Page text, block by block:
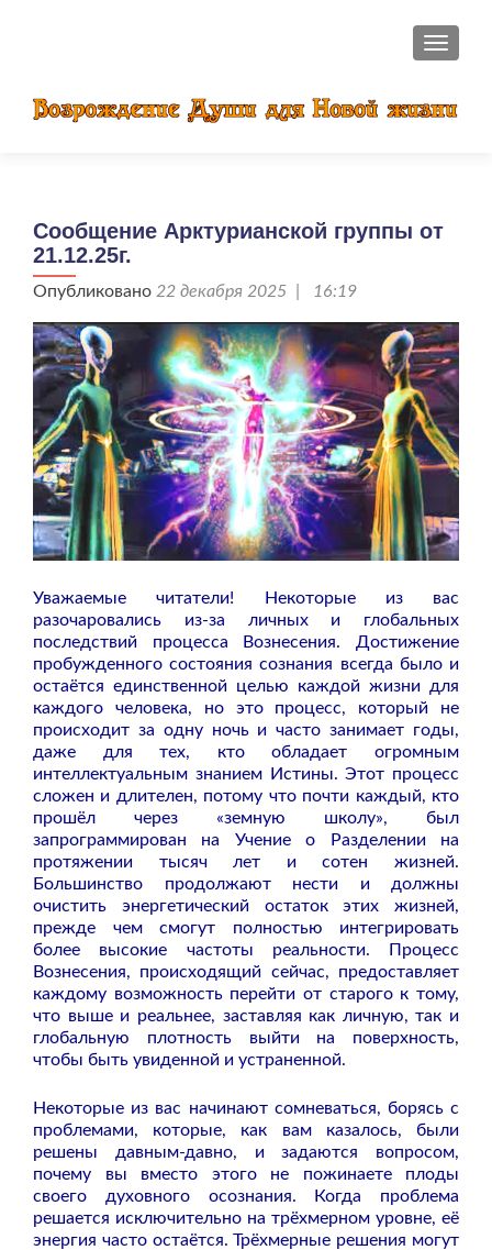
Сообщение Арктурианской группы от
21.12.25г.
Опубликовано 22 декабря 2025 | 16:19
Уважаемые читатели! Некоторые из вас
разочаровались из-за личных и глобальных
последствий процесса Вознесения. Достижение
пробужденного состояния сознания всегда было и
остаётся единственной целью каждой жизни для
каждого человека, но это процесс, который не
происходит за одну ночь и часто занимает годы,
даже для тех, кто обладает огромным
интеллектуальным знанием Истины. Этот процесс
сложен и длителен, потому что почти каждый, кто
прошёл через «земную школу», был
запрограммирован на Учение о Разделении на
протяжении тысяч лет и сотен жизней.
Большинство продолжают нести и должны
очистить энергетический остаток этих жизней,
прежде чем смогут полностью интегрировать
более высокие частоты реальности. Процесс
Вознесения, происходящий сейчас, предоставляет
каждому возможность перейти от старого к тому,
что выше и реальнее, заставляя как личную, так и
глобальную плотность выйти на поверхность,
чтобы быть увиденной и устраненной.
Некоторые из вас начинают сомневаться, борясь с
проблемами, которые, как вам казалось, были
решены давным-давно, и задаются вопросом,
почему вы вместо этого не пожинаете плоды
своего духовного осознания. Когда проблема
решается исключительно на трёхмерном уровне, её
энергия часто остаётся. Трёхмерные решения могут